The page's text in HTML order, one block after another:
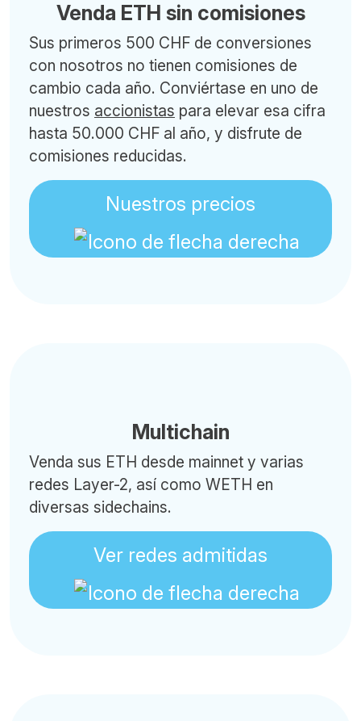
Venda ETH sin comisiones
Sus primeros 500 CHF de conversiones
con nosotros no tienen comisiones de
cambio cada año. Conviértase en uno de
nuestros accionistas para elevar esa cifra
hasta 50.000 CHF al año, y disfrute de
comisiones reducidas.
Nuestros precios
Multichain
Venda sus ETH desde mainnet y varias
redes Layer-2, así como WETH en
diversas sidechains.
Ver redes admitidas